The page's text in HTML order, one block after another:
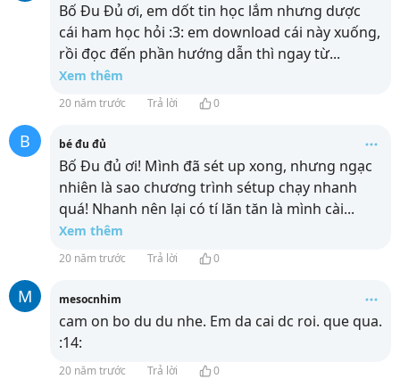
Bố Đu Đủ ơi, em dốt tin học lắm nhưng dược
cái ham học hỏi :3: em download cái này xuống,
rồi đọc đến phần hướng dẫn thì ngay từ...
Xem thêm
20 năm trước Trả lời 0
B bé đu đủ
Bố Đu đủ ơi! Mình đã sét up xong, nhưng ngạc
nhiên là sao chương trình sétup chạy nhanh
quá! Nhanh nên lại có tí lăn tăn là mình cài...
Xem thêm
20 năm trước Trả lời 0
M mesocnhim
cam on bo du du nhe. Em da cai dc roi. que qua.
:14:
20 năm trước Trả lời 0